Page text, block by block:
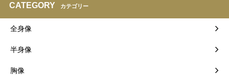
CATEGORY カテゴリー
全身像
半身像
胸像